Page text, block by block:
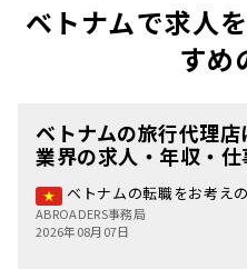
ベトナムで求人
すめ
ベトナムの旅行代理
業界の求人・年収・
ベトナムの転職をお考え
ABROADERS事務局
2026年08月07日